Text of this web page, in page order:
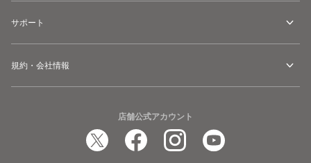
サポート
規約・会社情報
店舗公式アカウント